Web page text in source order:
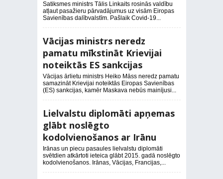
Satiksmes ministrs Tālis Linkaits rosinās valdību
atļaut pasažieru pārvadājumus uz visām Eiropas
Savienības dalībvalstīm. Pašlaik Covid-19...
Vācijas ministrs neredz
pamatu mīkstināt Krievijai
noteiktās ES sankcijas
Vācijas ārlietu ministrs Heiko Māss neredz pamatu
samazināt Krievijai noteiktās Eiropas Savienības
(ES) sankcijas, kamēr Maskava nebūs mainījusi...
Lielvalstu diplomāti apņemas
glābt noslēgto
kodolvienošanos ar Irānu
Irānas un piecu pasaules lielvalstu diplomāti
svētdien atkārtoti ieteica glābt 2015. gadā noslēgto
kodolvienošanos. Irānas, Vācijas, Francijas,...